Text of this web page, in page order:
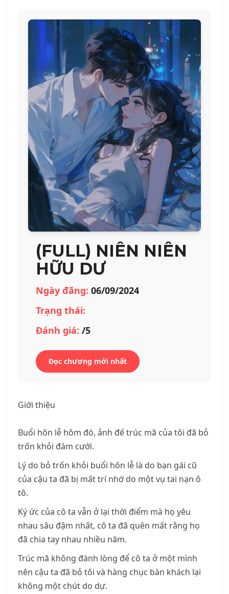
(FULL) NIÊN NIÊN
HỮU DƯ
Ngày đăng: 06/09/2024
Trạng thái:
Đánh giá: /5
Đọc chương mới nhất
Giới thiệu
Buổi hôn lễ hôm đó, ảnh đế trúc mã của tôi đã bỏ
trốn khỏi đám cưới.
Lý do bỏ trốn khỏi buổi hôn lễ là do bạn gái cũ
của cậu ta đã bị mất trí nhớ do một vụ tai nạn ô
tô.
Ký ức của cô ta vẫn ở lại thời điểm mà họ yêu
nhau sâu đậm nhất, cô ta đã quên mất rằng họ
đã chia tay nhau nhiều năm.
Trúc mã không đành lòng để cô ta ở một mình
nên cậu ta đã bỏ tôi và hàng chục bàn khách lại
không một chút do dự.